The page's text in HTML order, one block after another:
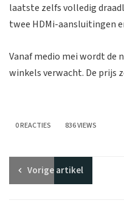
laatste zelfs volledig
twee HDMi-aansluitingen
Vanaf medio mei wordt de
winkels verwacht. De prijs
0 REACTIES 836 VIEWS
Vorigeartikel